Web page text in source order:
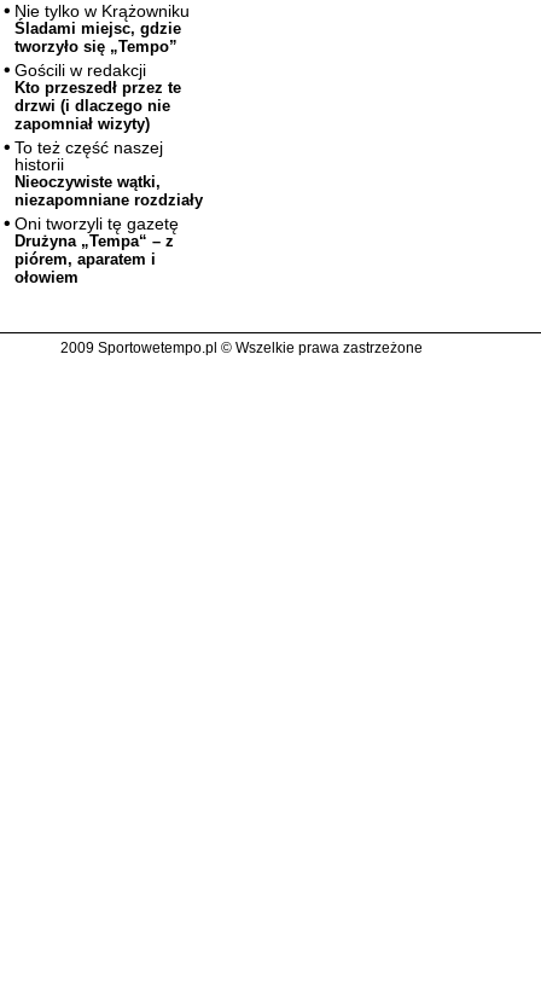
Nie tylko w Krążowniku
Śladami miejsc, gdzie
tworzyło się „Tempo”
Gościli w redakcji
Kto przeszedł przez te
drzwi (i dlaczego nie
zapomniał wizyty)
To też część naszej
historii
Nieoczywiste wątki,
niezapomniane rozdziały
Oni tworzyli tę gazetę
Drużyna „Tempa“ – z
piórem, aparatem i
ołowiem
2009 Sportowetempo.pl © Wszelkie prawa zastrzeżone